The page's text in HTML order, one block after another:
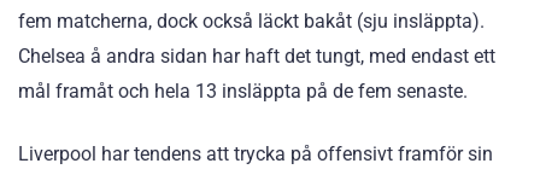
fem matcherna, dock också läckt bakåt (sju insläppta).
Chelsea å andra sidan har haft det tungt, med endast ett
mål framåt och hela 13 insläppta på de fem senaste.
Liverpool har tendens att trycka på offensivt framför sin